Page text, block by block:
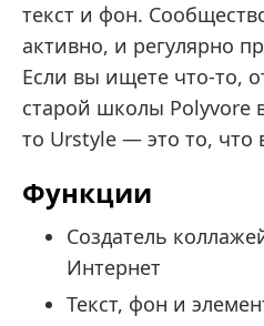
текст и фон.
активно, и регулярно
Если вы ищете что-то,
старой школы Polyvore
то Urstyle — это то, что
Функции
Создатель
Интернет
Текст, фон и